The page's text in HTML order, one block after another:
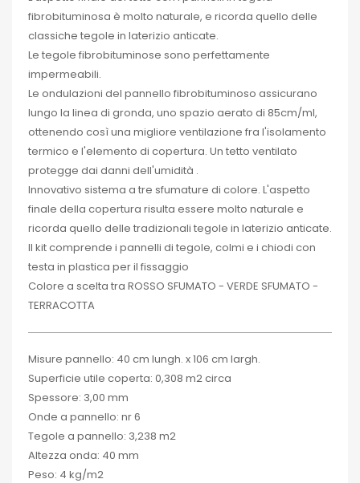
fibrobituminosa è molto naturale, e ricorda quello delle
classiche tegole in laterizio anticate.
Le tegole fibrobituminose sono perfettamente
impermeabili.
Le ondulazioni del pannello fibrobituminoso assicurano
lungo la linea di gronda, uno spazio aerato di 85cm/ml,
ottenendo così una migliore ventilazione fra l'isolamento
termico e l'elemento di copertura. Un tetto ventilato
protegge dai danni dell'umidità .
Innovativo sistema a tre sfumature di colore. L'aspetto
finale della copertura risulta essere molto naturale e
ricorda quello delle tradizionali tegole in laterizio anticate.
Il kit comprende i pannelli di tegole, colmi e i chiodi con
testa in plastica per il fissaggio
Colore a scelta tra ROSSO SFUMATO - VERDE SFUMATO -
TERRACOTTA
Misure pannello: 40 cm lungh. x 106 cm largh.
Superficie utile coperta: 0,308 m2 circa
Spessore: 3,00 mm
Onde a pannello: nr 6
Tegole a pannello: 3,238 m2
Altezza onda: 40 mm
Peso: 4 kg/m2